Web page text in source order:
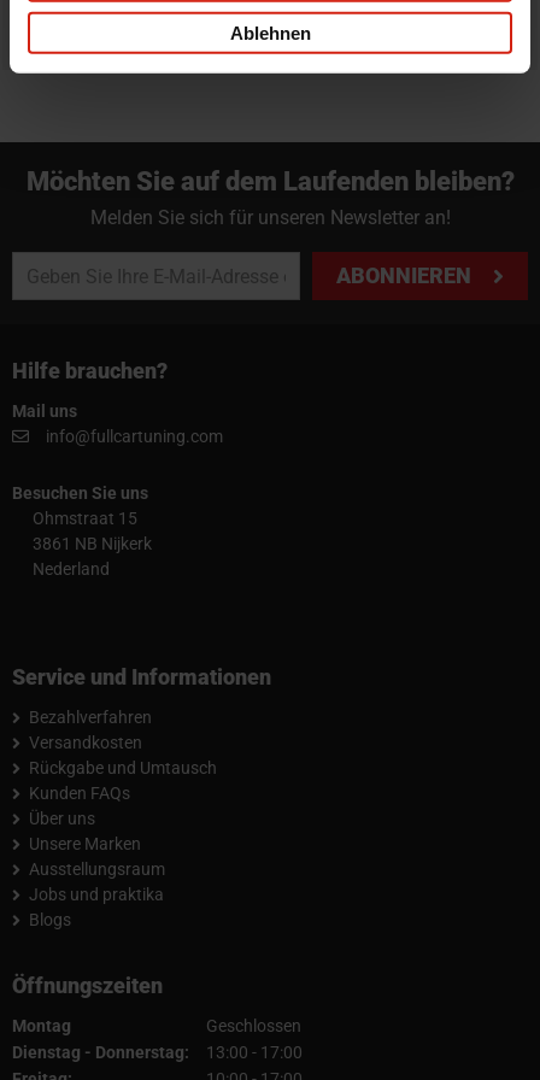
Ablehnen
info@fullcartuning.de
Möchten Sie auf dem Laufenden bleiben?
Melden Sie sich für unseren Newsletter an!
ABONNIEREN
Hilfe brauchen?
Mail uns
info@fullcartuning.com
Besuchen Sie uns
Ohmstraat 15
3861 NB Nijkerk
Nederland
Service und Informationen
Bezahlverfahren
Versandkosten
Rückgabe und Umtausch
Kunden FAQs
Über uns
Unsere Marken
Ausstellungsraum
Jobs und praktika
Blogs
Öffnungszeiten
Montag
Geschlossen
Dienstag - Donnerstag:
13:00 - 17:00